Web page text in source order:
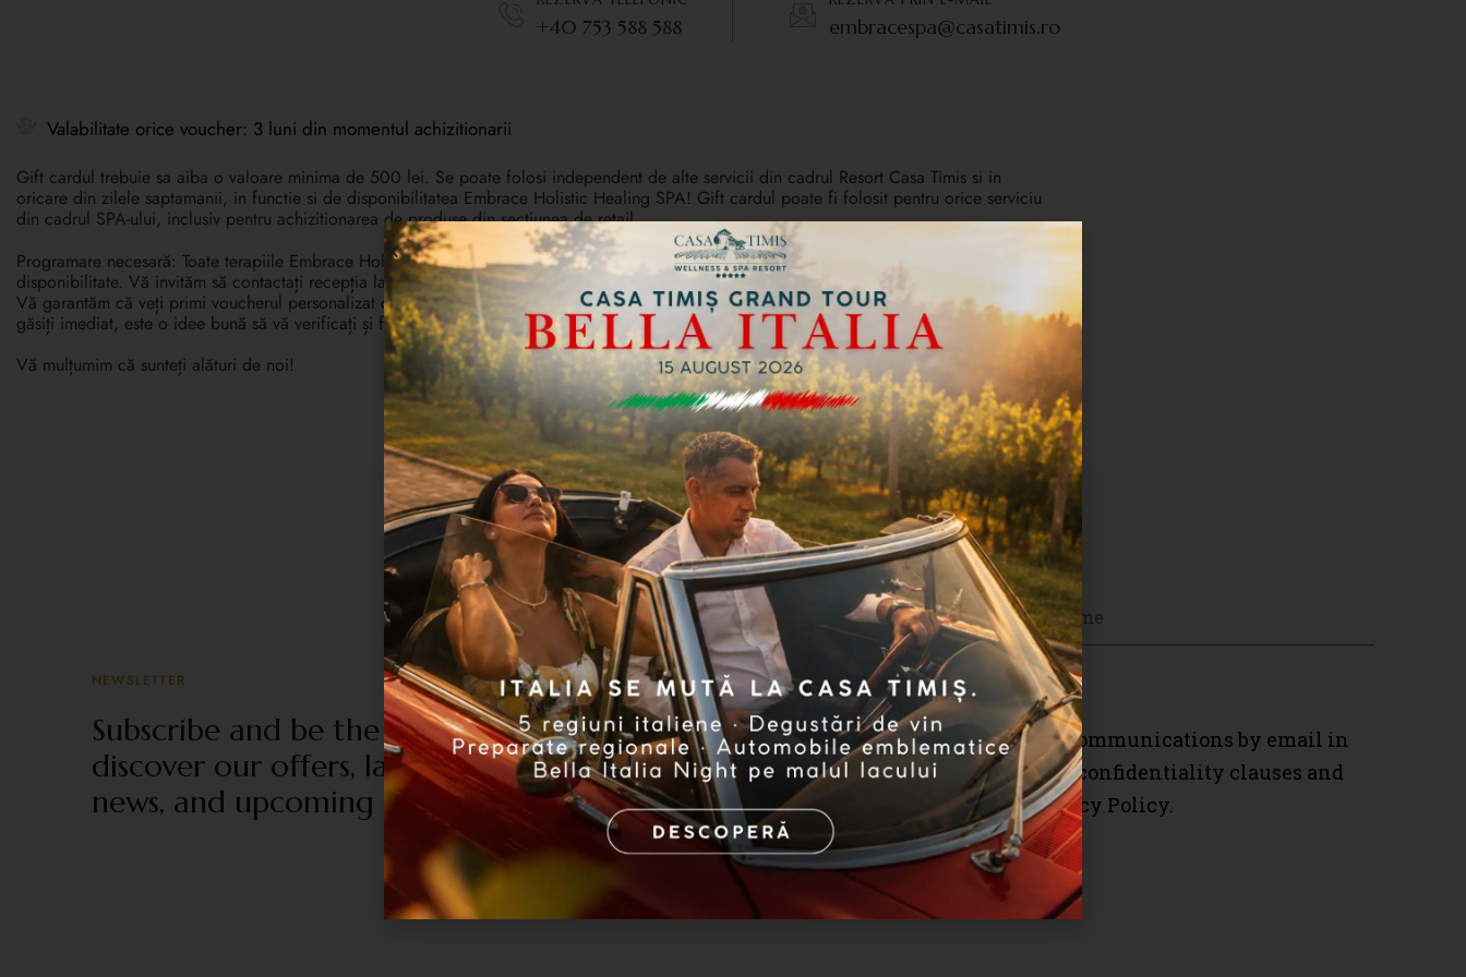
+40 753 588 588 embracespa@casatimis.ro
Valabilitate orice voucher: 3 luni din momentul achizitionarii
Gift cardul trebuie sa aiba o valoare minima de 500 lei. Se poate folosi independent de alte servicii din cadrul Resort Casa Timis si in
oricare din zilele saptamanii, in functie si de disponibilitatea Embrace Holistic Healing SPA! Gift cardul poate fi folosit pentru orice serviciu
din cadrul SPA-ului, inclusiv pentru achizitionarea de produse din sectiunea de retail.
Programare necesară: Toate terapiile Embrace Holistic Healing Spa se realizează exclusiv pe bază de programare, în funcție de
disponibilitate. Vă invităm să contactați recepția la numărul de telefon +40 753 588 588 pentru stabilirea unei programări.
Vă garantăm că veți primi voucherul personalizat direct în căsuța dvs. de e-mail până la 24 de ore de la confirmarea plății. Dacă nu îl
găsiți imediat, este o idee bună să vă verificați și folderul de spam.
Vă mulțumim că sunteți alături de noi!
NEWSLETTER
Subscribe and be the first to
discover our offers, latest
news, and upcoming events.
I agree to receive commercial and marketing communications by email in
the form of newsletters, in compliance with the confidentiality clauses and
my rights as a data subject, as set out in thePrivacy Policy.
Join our world